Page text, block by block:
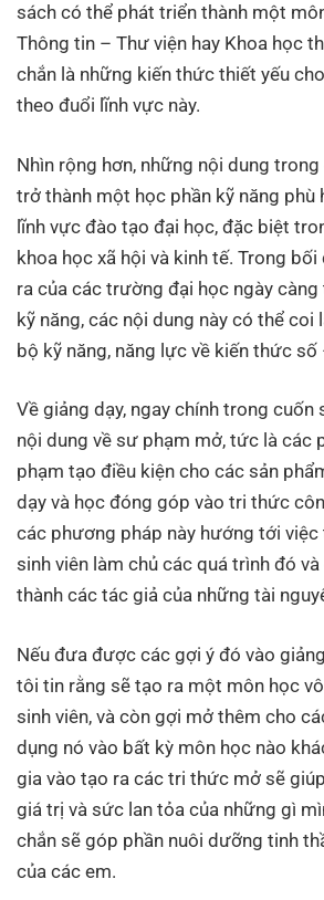
sách có thể phát triển thành một
Thông tin – Thư viện hay Khoa học
chắn là những kiến thức thiết yếu
theo đuổi lĩnh vực này.
Nhìn rộng hơn, những nội dung
trở thành một học phần kỹ năng phù
lĩnh vực đào tạo đại học, đặc biệt
khoa học xã hội và kinh tế. Trong bối
ra của các trường đại học ngày
kỹ năng, các nội dung này có thể coi
bộ kỹ năng, năng lực về kiến thức
Về giảng dạy, ngay chính trong cuốn
nội dung về sư phạm mở, tức là các
phạm tạo điều kiện cho các sản
dạy và học đóng góp vào tri thức
các phương pháp này hướng tới việc
sinh viên làm chủ các quá trình đó
thành các tác giả của những tài
Nếu đưa được các gợi ý đó vào
tôi tin rằng sẽ tạo ra một môn học
sinh viên, và còn gợi mở thêm cho
dụng nó vào bất kỳ môn học nào
gia vào tạo ra các tri thức mở sẽ
giá trị và sức lan tỏa của những gì
chắn sẽ góp phần nuôi dưỡng tinh
của các em.